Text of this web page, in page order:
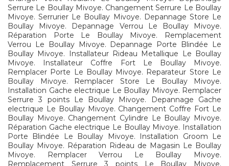
Serrure Le Boullay Mivoye. Changement Serrure Le Boullay
Mivoye. Serrurier Le Boullay Mivoye. Depannage Store Le
Boullay Mivoye. Depannage Verrou Le Boullay Mivoye.
Réparation Porte Le Boullay Mivoye. Remplacement
Verrou Le Boullay Mivoye. Depannage Porte Blindée Le
Boullay Mivoye. Installateur Rideau Metallique Le Boullay
Mivoye. Installateur Coffre Fort Le Boullay Mivoye.
Remplacer Porte Le Boullay Mivoye. Reparateur Store Le
Boullay Mivoye. Remplacer Store Le Boullay Mivoye.
Installation Gache electrique Le Boullay Mivoye. Remplacer
Serrure 3 points Le Boullay Mivoye. Depannage Gache
electrique Le Boullay Mivoye. Changement Coffre Fort Le
Boullay Mivoye. Changement Cylindre Le Boullay Mivoye.
Réparation Gache electrique Le Boullay Mivoye. Installation
Porte Blindée Le Boullay Mivoye. Installation Groom Le
Boullay Mivoye. Réparation Rideau de Magasin Le Boullay
Mivoye. Remplacer Verrou Le Boullay Mivoye.
Remplacement Serrure 3 points Le Boullay Mivoye.